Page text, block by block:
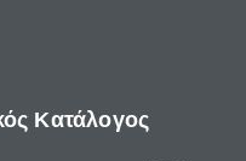
Κατάλογος